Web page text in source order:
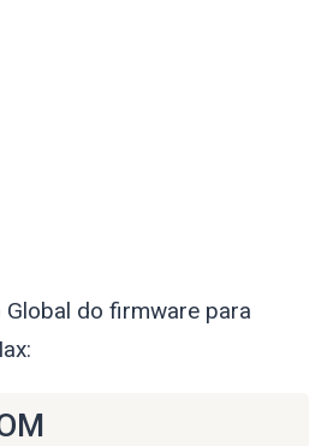
Global do firmware para